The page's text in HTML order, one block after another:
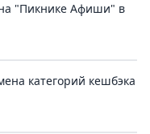
"Пикнике Афиши" в
категорий кешбэка